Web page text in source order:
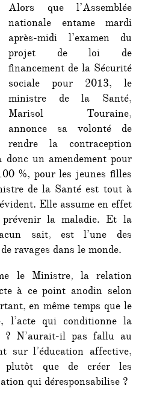
Alors que l’Assemblée
nationale entame mardi
après-midi l’examen du
projet de loi de
financement de la Sécurité
sociale pour 2013, le
ministre de la Santé,
Marisol Touraine,
annonce sa volonté de
rendre la contraception
un amendement pour
%, pour les jeunes filles
de la Santé est tout à
Elle assume en effet
la maladie. Et la
sait, est l’une des
ravages dans le monde.
le Ministre, la relation
à ce point anodin selon
en même temps que le
l’acte qui conditionne la
N’aurait-il pas fallu au
sur l’éducation affective,
plutôt que de créer les
qui déresponsabilise ?